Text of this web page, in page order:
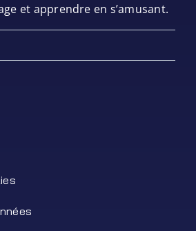
et apprendre en s’amusant.